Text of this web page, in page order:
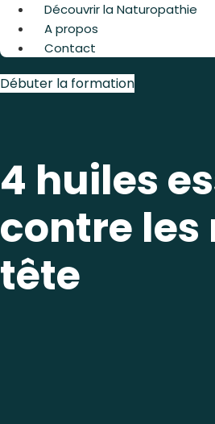
Découvrir la Naturopathie
A propos
Contact
Débuter la formation
4 huiles
contre
tête